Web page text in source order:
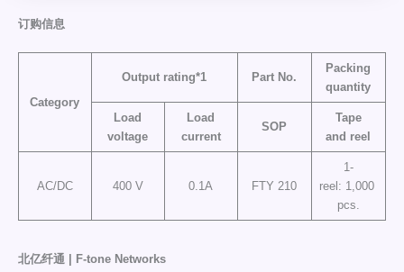
订购信息
Category
Output rating*1 Part No.
Packing
quantity
Load
voltage
Load
current
SOP
Tape
and reel
AC/DC 400 V 0.1A FTY 210
1-
reel: 1,000
pcs.
北亿纤通 | F-tone Networks